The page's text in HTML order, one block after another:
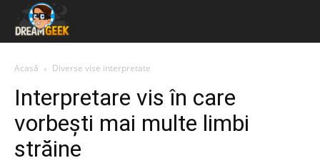
Acasă Diverse vise interpretate
Interpretare vis în care
vorbești mai multe limbi
străine